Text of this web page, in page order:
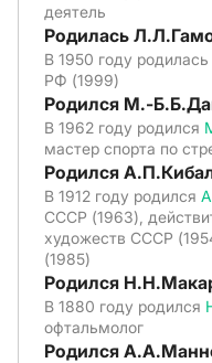
деятель
Родилась
В 1950 году родилась
РФ (1999)
Родился М.-
В 1962 году родился
мастер спорта по
Родился
В 1912 году родился
СССР (1963),
художеств СССР
(1985)
Родился
В 1880 году родился
офтальмолог
Родился